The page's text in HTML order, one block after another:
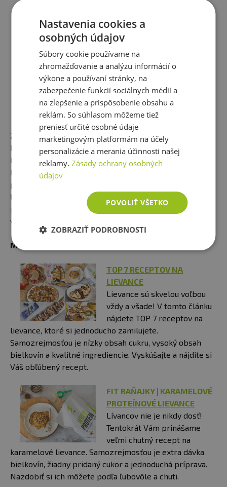
Palacinky neboli v kruhu športovcov
doteraz veľmi populárne, pretože
boli považované za sacharidové
jedlo, ale tieto proteín pancake
obsahujú 30% kvalitných bielkovín z
viacerých zdrojov. Vyberať môžete
z dvoch príchutí.
Záver:
Proteínové palacinky sú skvelým riešením, pokiaľ
hľadáte rýchle a výživné jedlo, ktoré vám dodá potrebné
bielkoviny a energiu. Pokiaľ nemáte čas alebo chuť
pripravovať palacinky od základu, máme pre vás skvelý
tip. V našom e-shope ponúkame
instantné zmesi na
proteínové palacinky
za super ceny. Stačí len pridať
vodu alebo mlieko, zamiešať a máte hotovo.
Mohlo by Vás zaujímať:
​TOP 7 RECEPTOV NA
LIEVANCE
Lievance sú skvelou voľbou
vždy a všade! V tomto článku
nájdete TOP 7 receptov na
lievance, ktoré si jednoducho zamilujete.
Samozrejmosťou je nízky obsah cukru, vysoký obsah
bielkovín a kvalitné ingrediencie. Vyskúšajte a nájdite si
Váš obľúbený recept.
FIT RAŇAJKY | KARAMELOVÉ
PROTEÍNOVÉ LIEVANCE
Lívancov nie je nikdy dosť!
Tentokrát Vám prinášame
veľmi chutný recept na
karamelové lievance. Samozrejmosťou je extra dávka
bielkovín, žiadny pridaný cukor a jednoduchá príprava.
Nazdobiť si ich môžete podľa ľubovôle a chuti.
Nastavenia cookies a
osobných údajov
Súbory cookie používame na
zhromažďovanie a analýzu informácií o
výkone a používaní stránky, na
zabezpečenie funkcií sociálnych médií a
na zlepšenie a prispôsobenie obsahu a
reklám. So súhlasom môžeme tiež
preniesť určité osobné údaje
marketingovým platformám na účely
personalizácie a merania účinnosti našej
reklamy.Zásady ochrany osobných
údajov
POVOLIŤ VŠETKO
ZOBRAZIŤ PODROBNOSTI